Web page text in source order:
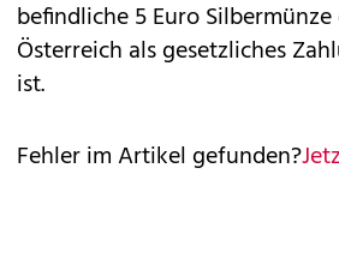
befindliche 5 Euro
Österreich als gesetzliches
ist.
Fehler im Artikel gefunden?